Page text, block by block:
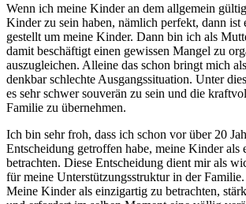
Wenn ich meine Kinder an dem allgemein
Kinder zu sein haben, nämlich perfekt, dann ist
gestellt um meine Kinder. Dann bin ich als
damit beschäftigt einen gewissen Mangel zu
auszugleichen. Alleine das schon bringt mich
denkbar schlechte Ausgangssituation. Unter
es sehr schwer souverän zu sein und die
Familie zu übernehmen.
Ich bin sehr froh, dass ich schon vor über 20
Entscheidung getroffen habe, meine Kinder als
betrachten. Diese Entscheidung dient mir als
für meine Unterstützungsstruktur in der Familie.
Meine Kinder als einzigartig zu betrachten,